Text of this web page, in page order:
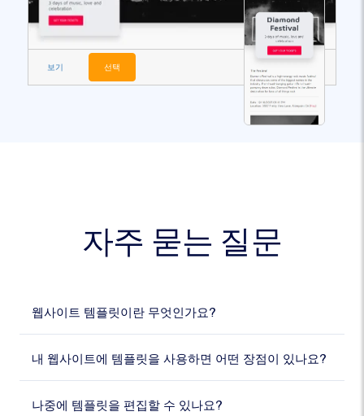
보기 선택
자주 묻는 질문
웹사이트 템플릿이란 무엇인가요?
내 웹사이트에 템플릿을 사용하면 어떤 장점이 있나요?
나중에 템플릿을 편집할 수 있나요?